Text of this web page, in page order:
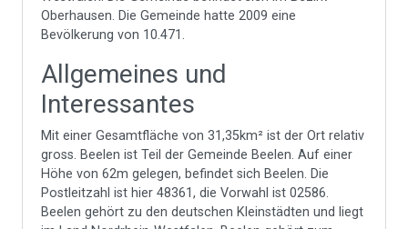
Oberhausen. Die Gemeinde hatte 2009 eine
Bevölkerung von 10.471.
Allgemeines und
Interessantes
Mit einer Gesamtfläche von 31,35km² ist der Ort relativ
gross. Beelen ist Teil der Gemeinde Beelen. Auf einer
Höhe von 62m gelegen, befindet sich Beelen. Die
Postleitzahl ist hier 48361, die Vorwahl ist 02586.
Beelen gehört zu den deutschen Kleinstädten und liegt